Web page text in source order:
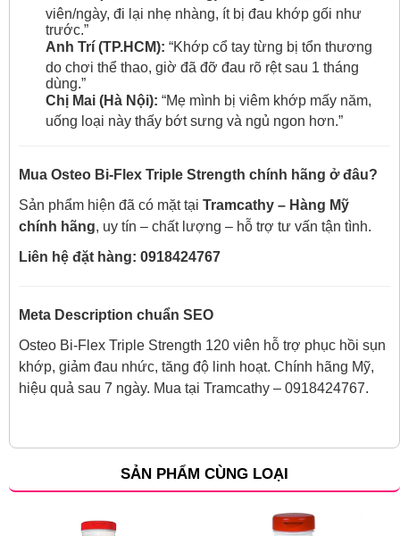
viên/ngày, đi lại nhẹ nhàng, ít bị đau khớp gối như
trước.”
Anh Trí (TP.HCM): “Khớp cổ tay từng bị tổn thương
do chơi thể thao, giờ đã đỡ đau rõ rệt sau 1 tháng
dùng.”
Chị Mai (Hà Nội): “Mẹ mình bị viêm khớp mấy năm,
uống loại này thấy bớt sưng và ngủ ngon hơn.”
Mua Osteo Bi-Flex Triple Strength chính hãng ở đâu?
Sản phẩm hiện đã có mặt tại Tramcathy – Hàng Mỹ
chính hãng, uy tín – chất lượng – hỗ trợ tư vấn tận tình.
Liên hệ đặt hàng: 0918424767
Meta Description chuẩn SEO
Osteo Bi-Flex Triple Strength 120 viên hỗ trợ phục hồi sụn
khớp, giảm đau nhức, tăng độ linh hoạt. Chính hãng Mỹ,
hiệu quả sau 7 ngày. Mua tại Tramcathy – 0918424767.
SẢN PHẨM CÙNG LOẠI